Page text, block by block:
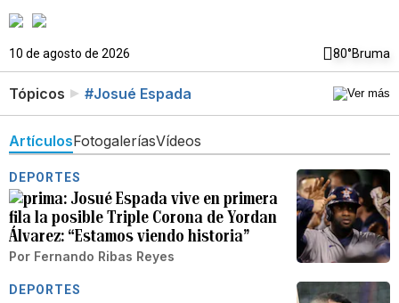
10 de agosto de 2026 80°Bruma
Tópicos #Josué Espada
ArtículosFotogaleríasVídeos
DEPORTES
Josué Espada vive en primera
fila la posible Triple Corona de Yordan
Álvarez: “Estamos viendo historia”
Por Fernando Ribas Reyes
DEPORTES